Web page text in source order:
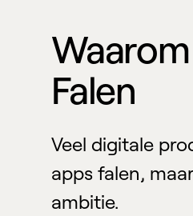
Falen
Veel digitale
apps falen,
ambitie.